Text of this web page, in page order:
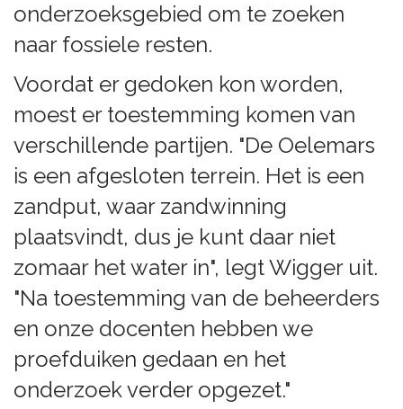
onderzoeksgebied om te zoeken
naar fossiele resten.
Voordat er gedoken kon worden,
moest er toestemming komen van
verschillende partijen. "De Oelemars
is een afgesloten terrein. Het is een
zandput, waar zandwinning
plaatsvindt, dus je kunt daar niet
zomaar het water in", legt Wigger uit.
"Na toestemming van de beheerders
en onze docenten hebben we
proefduiken gedaan en het
onderzoek verder opgezet."